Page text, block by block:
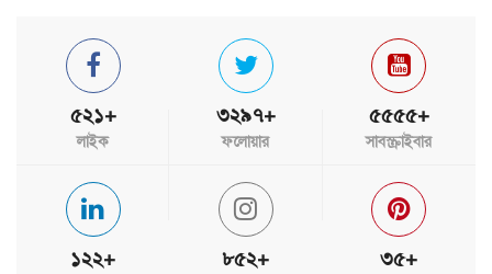
৫২১+
লাইক
৩২৯৭+
ফলোয়ার
৫৫৫৫+
সাবস্ক্রাইবার
১২২+ ৮৫২+ ৩৫+